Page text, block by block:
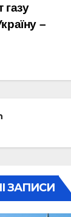
газу
–
ЗАПИСИ